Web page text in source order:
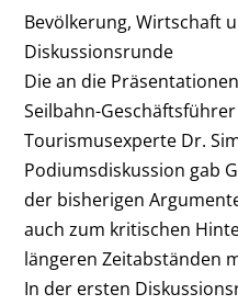
Bevölkerung, Wirtschaft
Diskussionsrunde
Die an die
Seilbahn-
Tourismusexperte Dr.
Podiumsdiskussion gab
der bisherigen
auch zum kritischen
längeren Zeitabständen
In der ersten